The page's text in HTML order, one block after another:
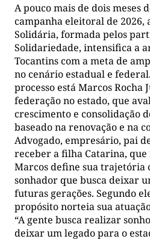
A pouco mais de dois meses
campanha eleitoral de 2026,
Solidária, formada pelos
Solidariedade, intensifica a
Tocantins com a meta de
no cenário estadual e
processo está Marcos Rocha
federação no estado, que
crescimento e consolidação
baseado na renovação e na
Advogado, empresário, pai
receber a filha Catarina, que
Marcos define sua trajetória
sonhador que busca deixar
futuras gerações. Segundo
propósito norteia sua
“A gente busca realizar
deixar um legado para o